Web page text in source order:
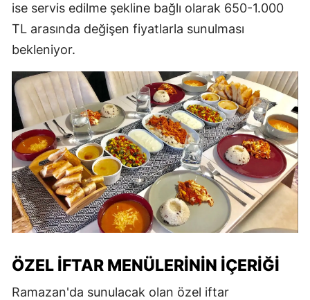
ise servis edilme şekline bağlı olarak 650-1.000
TL arasında değişen fiyatlarla sunulması
bekleniyor.
ÖZEL İFTAR MENÜLERININ İÇERIĞI
Ramazan'da sunulacak olan özel iftar